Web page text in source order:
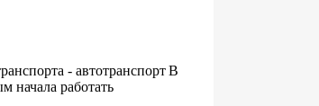
В
начала работать